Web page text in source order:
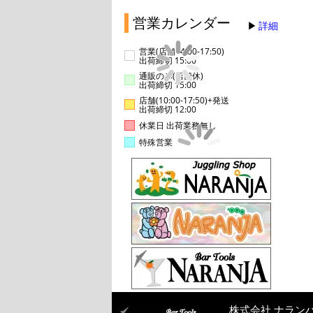
営業カレンダー 詳細
営業(店舗14:00-17:50)
出荷締切 15:00
通販のみ(店舗休)
出荷締切 15:00
店舗(10:00-17:50)+発送
出荷締切 12:00
休業日 出荷業務無し
特殊営業
株式会社 ナラン